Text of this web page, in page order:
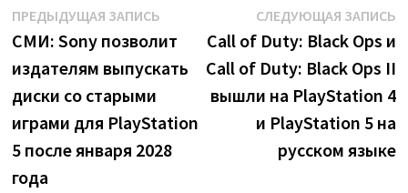
Навигация
по
записям
ПРЕДЫДУЩАЯ ЗАПИСЬПредыдущая
запись:
СМИ: Sony позволит
издателям выпускать
диски со старыми
играми для PlayStation
5 после января 2028
года
СЛЕДУЮЩАЯ ЗАПИСЬ
Call of Duty: Black Ops и
Call of Duty: Black Ops II
вышли на PlayStation 4
и PlayStation 5 на
русском языке